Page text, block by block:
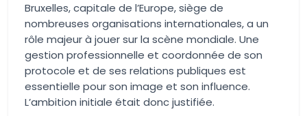
Bruxelles, capitale de l’Europe, siège de
nombreuses organisations internationales, a un
rôle majeur à jouer sur la scène mondiale. Une
gestion professionnelle et coordonnée de son
protocole et de ses relations publiques est
essentielle pour son image et son influence.
L’ambition initiale était donc justifiée.